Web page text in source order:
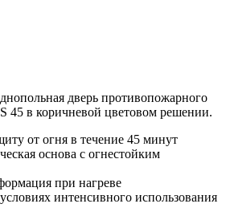
дверь противопожарного
45 в коричневой цветовом решении.
от огня в течение 45 минут
основа с огнестойким
при нагреве
интенсивного использования